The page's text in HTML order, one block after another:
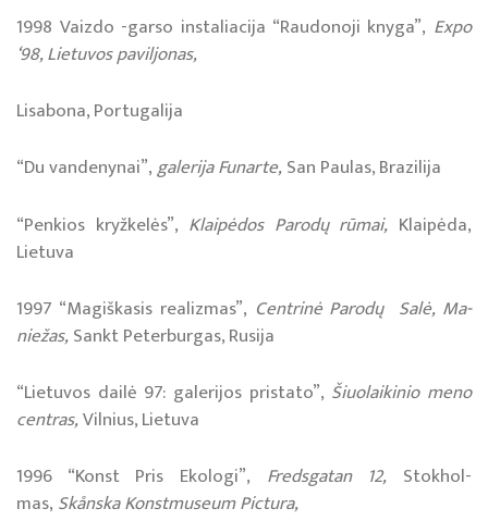
1998 Vaiz­do -gar­so ins­ta­lia­ci­ja “Rau­do­no­ji kny­ga”, Ex­po
‘98, Lie­tu­vos pa­vil­jo­nas,
Li­sa­bo­na, Por­tu­ga­li­ja
“Du van­de­ny­nai”,ga­le­ri­ja Fu­nar­te,San Pau­las, Bra­zi­li­ja
“Pen­kios kryž­ke­lės”, Klai­pėdos Pa­ro­dų rū­mai, Klai­pė­da,
Lie­tu­va
1997 “Ma­giš­ka­sis re­a­liz­mas”, Cen­tri­nė Pa­ro­dų Sa­lė, Ma­
nie­žas,Sankt Pe­ter­bur­gas, Ru­si­ja
“Lie­tu­vos dai­lė 97: ga­le­ri­jos pri­sta­to”, Šiuo­lai­ki­nio me­no
cen­tras,Vil­nius, Lie­tu­va
1996 “Konst Pris Eko­lo­gi”, Fred­sga­tan 12, Stok­hol­
mas, Skånska Kon­stmu­seum Pic­tu­ra,